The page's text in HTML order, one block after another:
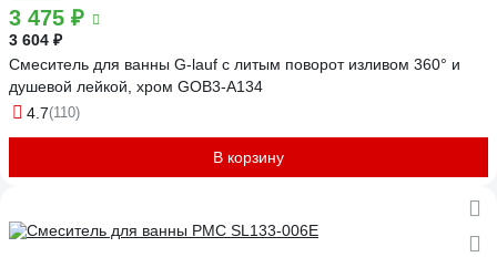
3 475 ₽
3 604 ₽
Смеситель для ванны G-lauf с литым поворот изливом 360° и
душевой лейкой, хром GOB3-A134
4.7(110)
В корзину